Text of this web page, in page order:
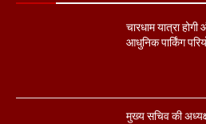
चारधाम यात्रा
आधुनिक पार्किंग
मुख्य सचिव की